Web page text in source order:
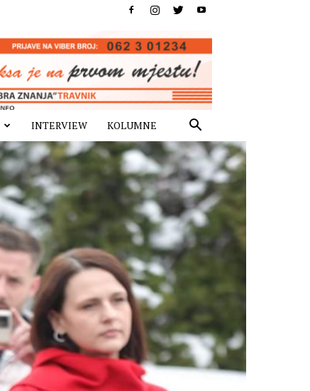
INTERVIEW KOLUMNE